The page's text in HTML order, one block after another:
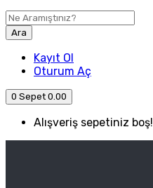
Ara
Kayıt Ol
Oturum Aç
0 Sepet 0.00
Alışveriş sepetiniz boş!